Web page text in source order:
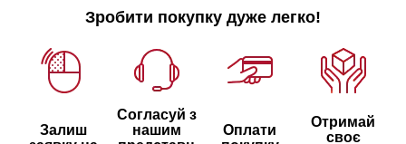
Зробити покупку дуже легко!
Залиш
Согласуй з
нашим
Оплати
Отримай
своє